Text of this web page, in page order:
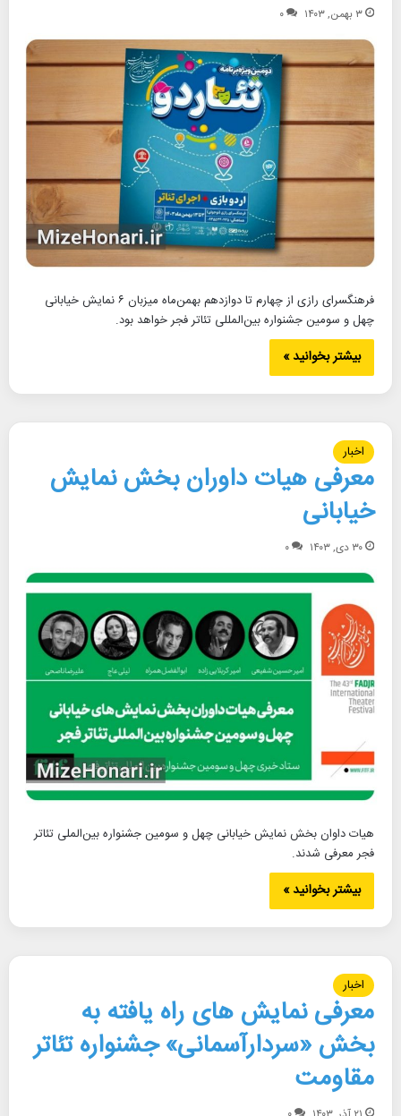
۳ بهمن, ۱۴۰۳ ۰
فرهنگسرای رازی از چهارم تا دوازدهم بهمن‌ماه میزبان ۶ نمایش خیابانی
چهل و سومین جشنواره بین‌المللی تئاتر فجر خواهد بود.
بیشتر بخوانید »
اخبار
معرفی هیات داوران بخش نمایش
خیابانی
۳۰ دی, ۱۴۰۳ ۰
هیات داوان بخش نمایش خیابانی چهل و سومین جشنواره بین‌الملی تئاتر
فجر معرفی شدند.
بیشتر بخوانید »
اخبار
معرفی نمایش های راه یافته به
بخش «سردارآسمانی» جشنواره تئاتر
مقاومت